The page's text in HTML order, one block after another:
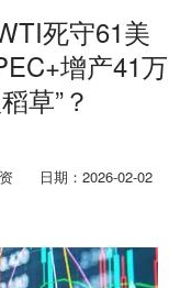
死守61美
增产41万
草”？
日期：2026-02-02